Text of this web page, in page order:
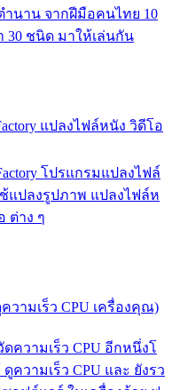
ำนาน จากฝีมือคนไทย 10
30 ชนิด มาให้เล่นกัน
แปลงไฟล์หนัง วิดีโอ
โปรแกรมแปลงไฟล์
แปลงรูปภาพ แปลงไฟล์ห
ต่าง ๆ
วามเร็ว CPU เครื่องคุณ)
ความเร็ว CPU อีกหนึ่งโ
วามเร็ว CPU และ ยังรว